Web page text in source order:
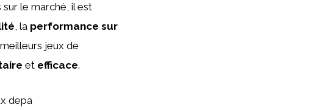
le marché, il est
, la performance sur
jeux de
et efficace.
depa